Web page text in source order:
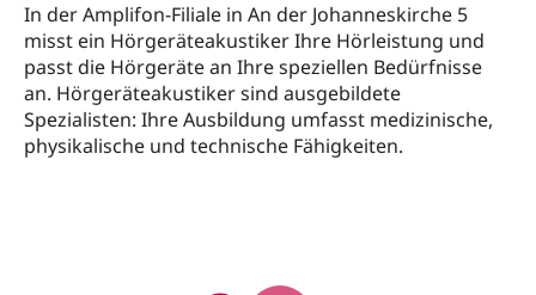
In der Amplifon-Filiale in An der Johanneskirche 5
misst ein Hörgeräteakustiker Ihre Hörleistung und
passt die Hörgeräte an Ihre speziellen Bedürfnisse
an. Hörgeräteakustiker sind ausgebildete
Spezialisten: Ihre Ausbildung umfasst medizinische,
physikalische und technische Fähigkeiten.